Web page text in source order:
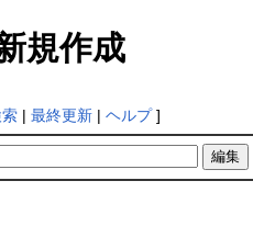
規作成
| 最終更新| ヘルプ]